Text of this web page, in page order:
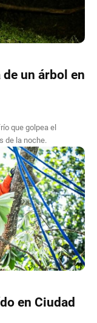
un árbol en
que golpea el
de la noche.
en Ciudad